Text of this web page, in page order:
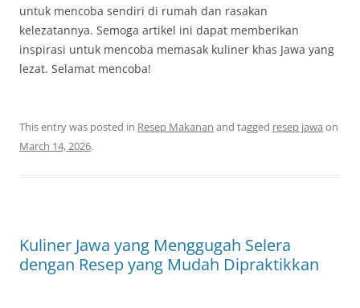
untuk mencoba sendiri di rumah dan rasakan
kelezatannya. Semoga artikel ini dapat memberikan
inspirasi untuk mencoba memasak kuliner khas Jawa yang
lezat. Selamat mencoba!
This entry was posted in Resep Makanan and tagged resep jawa on
March 14, 2026.
Kuliner Jawa yang Menggugah Selera
dengan Resep yang Mudah Dipraktikkan